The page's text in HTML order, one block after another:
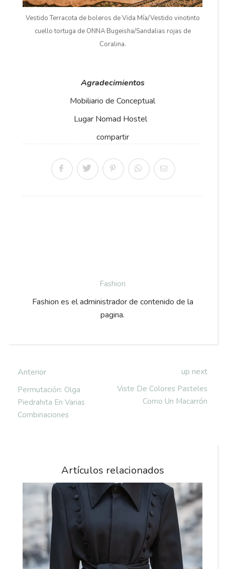
Vestido Terracota de boleros de Vida Mía/Vestido vinotinto
cuello tortuga de ONNA Bugeisha/Sandalias rojas de
Coralina.
Agradecimientos
Mobiliario de Conceptual
Lugar Nomad Hostel
compartir
Fashion
Fashion es el administrador de contenido de la
pagina.
Anterior
Permutación: Olga
Piedrahita En Varias
Combinaciones
up next
Viste De Colores Pasteles
Como Un Macarrón
Artículos relacionados